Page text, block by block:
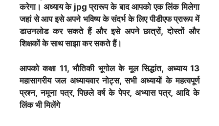
करेगा। अध्याय के jpg प्रारूप के बाद आपको एक लिंक मिलेगा
जहां से आप इसे अपने भविष्य के संदर्भ के लिए पीडीएफ प्रारूप में
डाउनलोड कर सकते हैं और इसे अपने छात्रों, दोस्तों और
शिक्षकों के साथ साझा कर सकते हैं।
आपको कक्षा 11, भौतिकी भूगोल के मूल सिद्धांत, अध्याय 13
महासागरीय जल अध्यायवार नोट्स, सभी अध्यायों के महत्वपूर्ण
प्रश्न, नमूना पत्र, पिछले वर्ष के पेपर, अभ्यास पत्र, आदि के
लिंक भी मिलेंगे